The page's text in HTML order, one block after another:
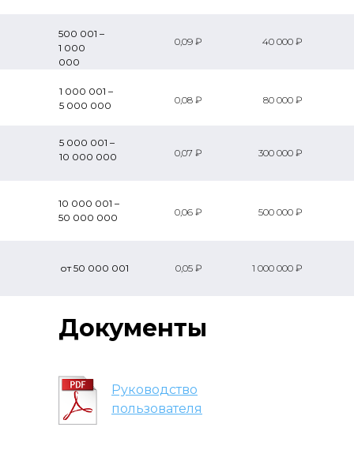
1 000 001 –
5 000 000
40 000 ₽
0,09 ₽
500 001 –
1 000
000
0,08 ₽ 80 000 ₽
10 000 001 –
50 000 000
300 000 ₽
0,07 ₽
5 000 001 –
10 000 000
1 000 000 ₽
0,05 ₽
от 50 000 001
0,06 ₽ 500 000 ₽
Документы
Руководство
пользователя